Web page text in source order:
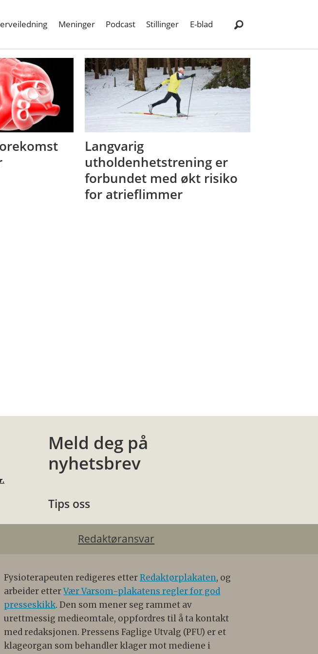
Meninger Podcast Stillinger E-blad
Langvarig
utholdenhetstrening er
forbundet med økt risiko
for atrieflimmer
Meld deg på
nyhetsbrev
Tips oss
Redaktøransvar
Fysioterapeuten redigeres etterRedaktørplakaten, og
arbeider etterVær Varsom-plakatens regler for god
presseskikk. Den som mener seg rammet av
urettmessig medieomtale, oppfordres til å ta kontakt
med redaksjonen. Pressens Faglige Utvalg (PFU) er et
klageorgan som behandler klager mot mediene i